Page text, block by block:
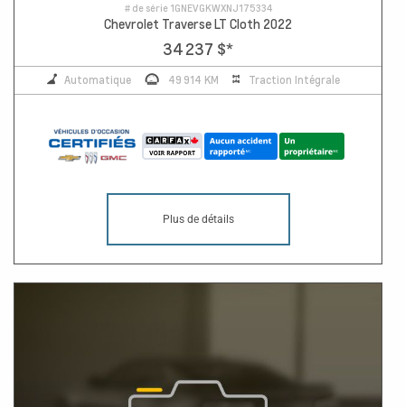
# de série 1GNEVGKWXNJ175334
Chevrolet Traverse LT Cloth 2022
34 237 $*
Automatique 49 914 KM Traction Intégrale
Plus de détails